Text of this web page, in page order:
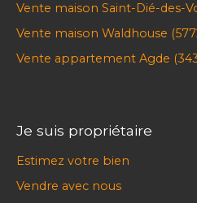
Vente maison Saint-Dié-des-
Vente maison Waldhouse
Vente appartement Agde
Je suis propriétaire
Estimez votre bien
Vendre avec nous